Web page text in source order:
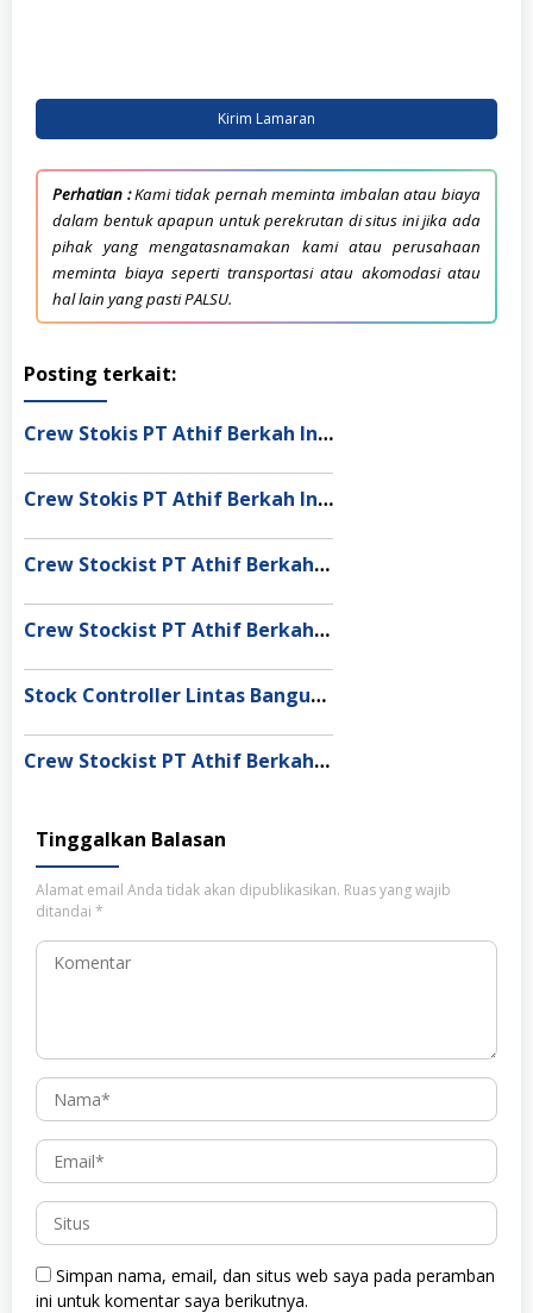
Kirim Lamaran
Perhatian :Kami tidak pernah meminta imbalan atau biaya
dalam bentuk apapun untuk perekrutan di situs ini jika ada
pihak yang mengatasnamakan kami atau perusahaan
meminta biaya seperti transportasi atau akomodasi atau
hal lain yang pasti PALSU.
Posting terkait:
Crew Stokis PT Athif Berkah Indonesia Dumai
Crew Stokis PT Athif Berkah Indonesia Palangka Raya
Crew Stockist PT Athif Berkah Indonesia Banda Aceh
Crew Stockist PT Athif Berkah Indonesia Muaro Jambi
Stock Controller Lintas Bangun Nusantara Semarang
Crew Stockist PT Athif Berkah Indonesia Medan
Tinggalkan Balasan
Alamat email Anda tidak akan dipublikasikan. Ruas yang wajib
ditandai *
Simpan nama, email, dan situs web saya pada peramban
ini untuk komentar saya berikutnya.